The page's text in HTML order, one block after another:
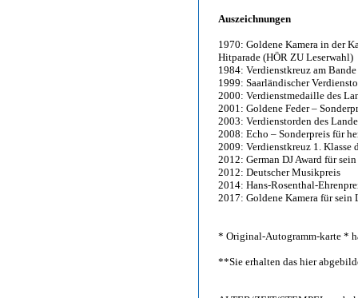
Auszeichnungen
1970: Goldene Kamera in der
Hitparade (HÖR ZU Leserwahl)
1984: Verdienstkreuz am
1999: Saarländischer
2000: Verdienstmedaille des
2001: Goldene Feder –
2003: Verdienstorden des
2008: Echo – Sonderpreis für
2009: Verdienstkreuz 1. Klasse
2012: German DJ Award für
2012: Deutscher Musikpreis
2014: Hans-Rosenthal-
2017: Goldene Kamera für sein
* Original-Autogramm-karte *
**Sie erhalten das hier